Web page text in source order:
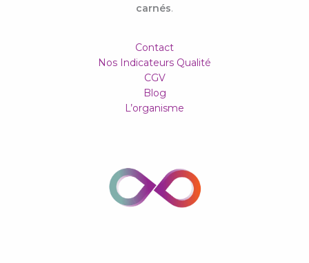
carnés.
Contact
Nos Indicateurs Qualité
CGV
Blog
L’organisme